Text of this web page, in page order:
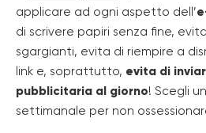
applicare ad ogni aspetto dell’
di scrivere papiri senza fine,
sgargianti, evita di riempire a
link e, soprattutto, evita di
pubblicitaria al giorno! Scegli
settimanale per non